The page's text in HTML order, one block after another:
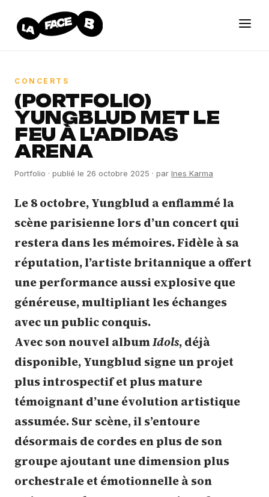
CONCERTS
(PORTFOLIO)
YUNGBLUD MET LE
FEU À L'ADIDAS
ARENA
Portfolio · publié le 26 octobre 2025 · par Ines Karma
Le 8 octobre, Yungblud a enflammé la
scène parisienne lors d’un concert qui
restera dans les mémoires. Fidèle à sa
réputation, l’artiste britannique a offert
une performance aussi explosive que
généreuse, multipliant les échanges
avec un public conquis.
Avec son nouvel albumIdols, déjà
disponible, Yungblud signe un projet
plus introspectif et plus mature
témoignant d’une évolution artistique
assumée. Sur scène, il s’entoure
désormais de cordes en plus de son
groupe ajoutant une dimension plus
orchestrale et émotionnelle à son